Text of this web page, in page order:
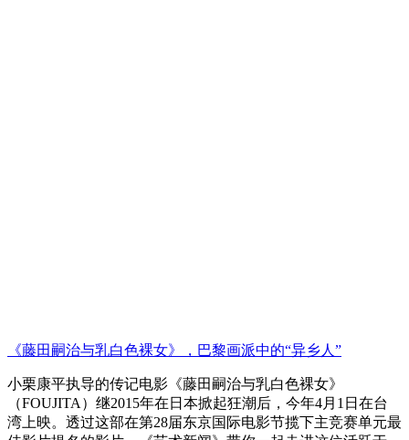
《藤田嗣治与乳白色裸女》，巴黎画派中的“异乡人”
小栗康平执导的传记电影《藤田嗣治与乳白色裸女》
（FOUJITA）继2015年在日本掀起狂潮后，今年4月1日在台
湾上映。透过这部在第28届东京国际电影节揽下主竞赛单元最